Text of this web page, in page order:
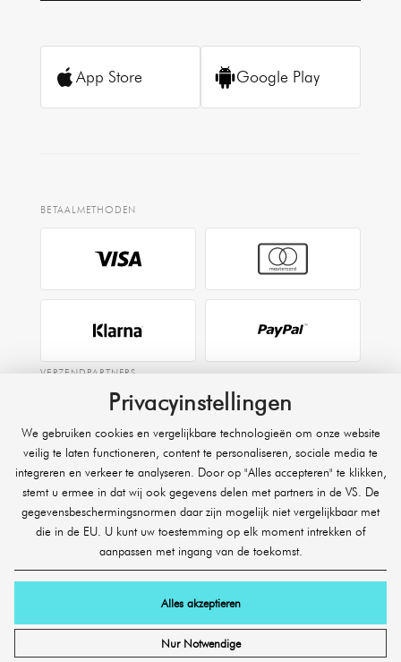
App Store Google Play
BETAALMETHODEN
VERZENDPARTNERS
EXPRESS
Raben
© 2026 SHR Germany Onlineshop GmbH. Alle rechten voorbehouden.
* Exclusief vrachtzendingen, expresverzending en zware of volumineuze
Privacyinstellingen
We gebruiken cookies en vergelijkbare technologieën om onze website
veilig te laten functioneren, content te personaliseren, sociale media te
integreren en verkeer te analyseren. Door op "Alles accepteren" te klikken,
stemt u ermee in dat wij ook gegevens delen met partners in de VS. De
gegevensbeschermingsnormen daar zijn mogelijk niet vergelijkbaar met
die in de EU. U kunt uw toestemming op elk moment intrekken of
aanpassen met ingang van de toekomst.
Alles akzeptieren
Nur Notwendige